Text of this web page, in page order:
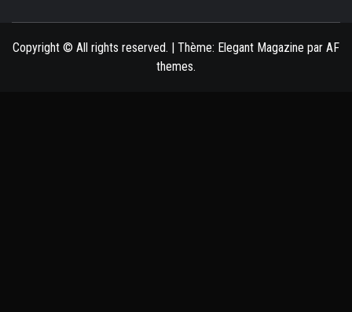
Copyright © All rights reserved. | Thème: Elegant Magazine par AF
themes.